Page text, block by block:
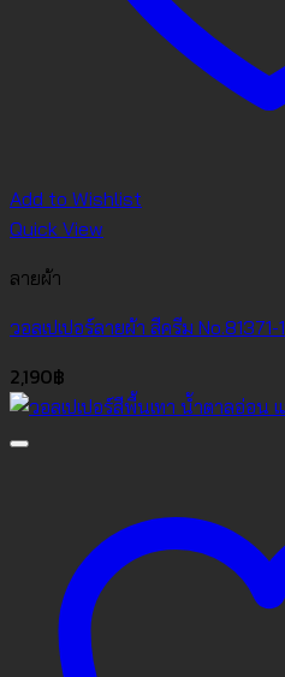
Add to Wishlist
Quick View
ลายผ้า
วอลเปเปอร์ลายผ้า สีครีม No.81371-1
2,190฿